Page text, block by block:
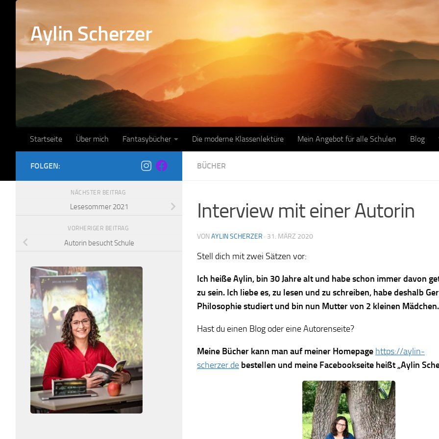
Zum Inhalt springen
Aylin Scherzer
Startseite Über mich Fantasybücher Die moderne Klassenlektüre Mein Angebot für alle Schulen Blog
BÜCHER
Interview mit einer Autorin
VON AYLIN SCHERZER · 31. MÄRZ 2020
Stell dich mit zwei Sätzen vor:
Ich heiße Aylin, bin 30 Jahre alt und habe schon immer davon
zu sein. Ich liebe es, zu lesen und zu schreiben, habe deshalb
Philosophie studiert und bin nun Mutter von 2 kleinen Mädchen.
Hast du einen Blog oder eine Autorenseite?
Meine Bücher kann man auf meiner Homepage https://aylin-
scherzer.de bestellen und meine Facebookseite heißt „Aylin
FOLGEN:
NÄCHSTER BEITRAG
Lesesommer 2021
VORHERIGER BEITRAG
Autorin besucht Schule